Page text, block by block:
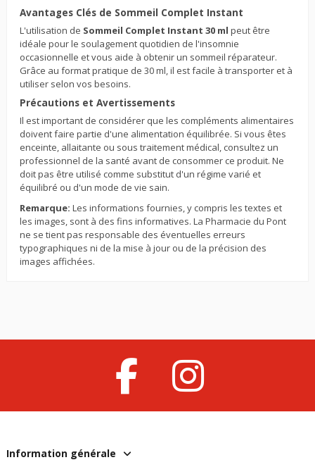
Avantages Clés de Sommeil Complet Instant
L'utilisation de Sommeil Complet Instant 30 ml peut être
idéale pour le soulagement quotidien de l'insomnie
occasionnelle et vous aide à obtenir un sommeil réparateur.
Grâce au format pratique de 30 ml, il est facile à transporter et à
utiliser selon vos besoins.
Précautions et Avertissements
Il est important de considérer que les compléments alimentaires
doivent faire partie d'une alimentation équilibrée. Si vous êtes
enceinte, allaitante ou sous traitement médical, consultez un
professionnel de la santé avant de consommer ce produit. Ne
doit pas être utilisé comme substitut d'un régime varié et
équilibré ou d'un mode de vie sain.
Remarque: Les informations fournies, y compris les textes et
les images, sont à des fins informatives. La Pharmacie du Pont
ne se tient pas responsable des éventuelles erreurs
typographiques ni de la mise à jour ou de la précision des
images affichées.
Information générale